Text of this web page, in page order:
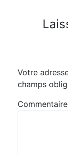
Votre
champs
Commentaire